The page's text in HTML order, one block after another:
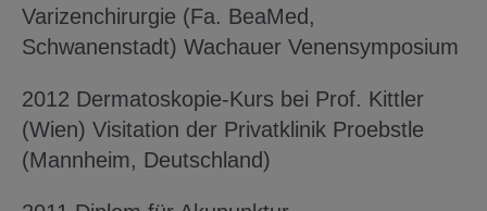
Varizenchirurgie (Fa. BeaMed,
Schwanenstadt) Wachauer Venensymposium
2012 Dermatoskopie-Kurs bei Prof. Kittler
(Wien) Visitation der Privatklinik Proebstle
(Mannheim, Deutschland)